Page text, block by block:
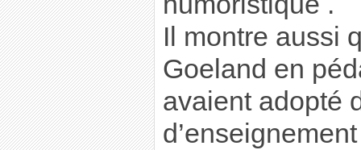
Il montre aussi
Goeland en
avaient adopté